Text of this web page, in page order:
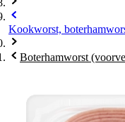
Kookworst,
Boterhamworst